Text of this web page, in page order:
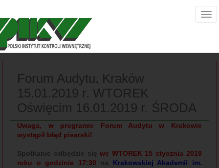
Forum Audytu, Kraków
15.01.2019 r. WTOREK
Oświęcim 16.01.2019 r. ŚRODA
Uwaga,
w programie Forum Audytu w Krakowie
wystąpił błąd pisarski!
Spotkanie odbędzie sięwe WTOREK 15 stycznia 2019
roku o godzinie 17:30 na
Krakowskiej Akademii im.